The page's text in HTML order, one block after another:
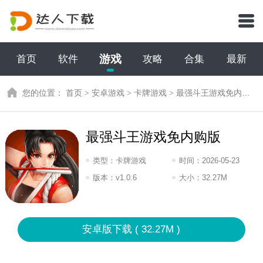
首页 软件 游戏 攻略 合集 最新
您的位置：首页 >安卓游戏 >卡牌游戏 >最强斗王游戏免内购版
最强斗王游戏免内购版
类型：卡牌游戏 时间： 2026-05-23
12:2026
版本：v1.0.6 大小： 32.27M
安卓版下载 ( 32.27M )